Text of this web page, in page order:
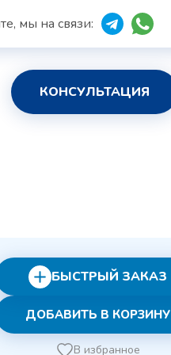
мы на связи:
КОНСУЛЬТАЦИЯ
ДОБАВИТЬ В КОРЗИНУ
БЫСТРЫЙ ЗАКАЗ
В избранное